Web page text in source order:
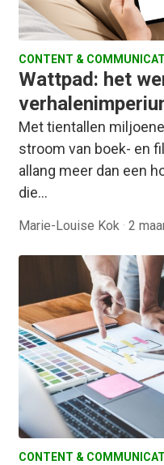
CONTENT &
Wattpad: het
Met tientallen
stroom van boek- en
allang meer dan een
die…
Marie-Louise Kok · 2
CONTENT &